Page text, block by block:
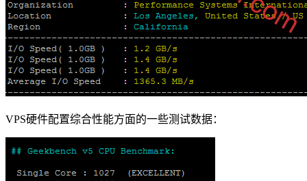
VPS硬件配置综合性能方面的一些测试数据：